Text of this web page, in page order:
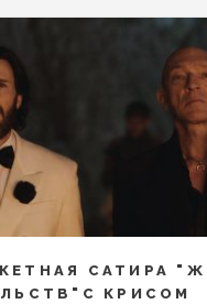
САТИРА
КРИСОМ